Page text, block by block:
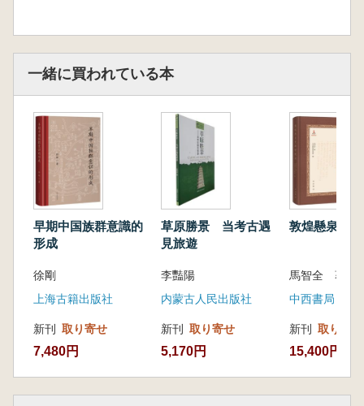
「不服周」は、湘鄂方言で広く使われる俗語
であり、楚国の歴史を最も端的に表す言葉でも
あります。楚人はもともと中原の部族でした
が、商代に南方の蛮夷地域へと移り住み、西周
初期に封建国として成立しました。周昭王の伐
楚以降、楚国は周王朝が重点的に警戒し、抑え
込もうとした対象となります。そして楚君・熊
王と「二王並立」の状態となりました。
その後、歴代の楚王のもとで、楚国は南方征
し、周王の“代理人”であった斉国・晋国 と長期
にわたる抗争を繰り広げました。この過程で楚
国は二度にわたり九鼎の軽重を問うほどの強大
な国力を示し、王朝交替に迫るほどの地位に近
一緒に買われている本
早期中国族群意識的
形成
徐剛
上海古籍出版社
新刊 取り寄せ
7,480円
草原勝景 当考古遇
見旅遊
李豔陽
内蒙古人民出版社
新刊 取り寄せ
5,170円
敦煌懸泉置
中西書局
新刊 取り寄せ
15,400円